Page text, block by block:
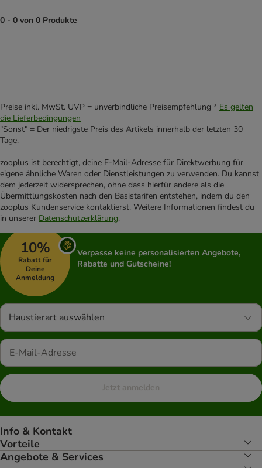
0 - 0 von 0 Produkte
Preise inkl. MwSt. UVP = unverbindliche Preisempfehlung * Es gelten
die Lieferbedingungen
"Sonst" = Der niedrigste Preis des Artikels innerhalb der letzten 30
Tage.
zooplus ist berechtigt, deine E-Mail-Adresse für Direktwerbung für
eigene ähnliche Waren oder Dienstleistungen zu verwenden. Du kannst
dem jederzeit widersprechen, ohne dass hierfür andere als die
Übermittlungskosten nach den Basistarifen entstehen, indem du den
zooplus Kundenservice kontaktierst. Weitere Informationen findest du
in unserer Datenschutzerklärung.
10%
Rabatt für
Deine
Anmeldung
Verpasse keine personalisierten Angebote,
Rabatte und Gutscheine!
Haustierart auswählen
Jetzt anmelden
Info & Kontakt
Vorteile
Angebote & Services